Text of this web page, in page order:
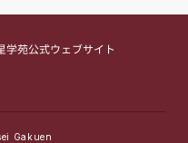
学苑公式ウェブサイト
Gakuen